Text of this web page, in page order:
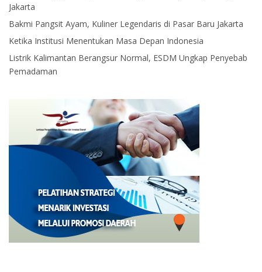
Jakarta
Bakmi Pangsit Ayam, Kuliner Legendaris di Pasar Baru Jakarta
Ketika Institusi Menentukan Masa Depan Indonesia
Listrik Kalimantan Berangsur Normal, ESDM Ungkap Penyebab
Pemadaman